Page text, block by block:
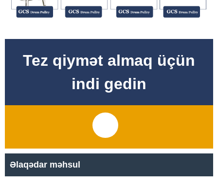
Tez qiymət almaq üçün
indi gedin
Əlaqədar məhsul